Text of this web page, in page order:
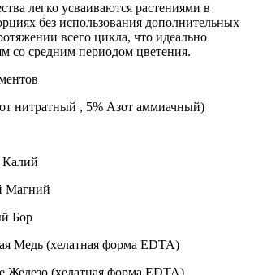
легко усваиваются растениями в
без использования дополнительных
всего цикла, что идеально
со средним периодом цветения.
нитратный , 5% Азот аммиачный)
Калий
Магний
Бор
Медь (хелатная форма EDTA)